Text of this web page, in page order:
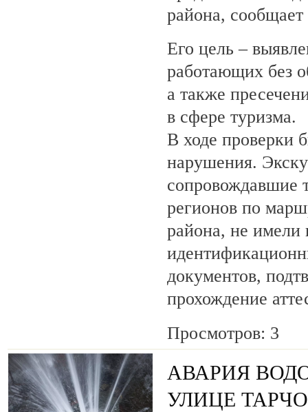
района,
Его цель –
работающих без
а также
в сфере туризма.
В ходе проверки
нарушения.
сопровождавшие
регионов по
района, не имели
документов,
прохождение
Просмотров: 3
АВАРИЯ
УЛИЦЕ